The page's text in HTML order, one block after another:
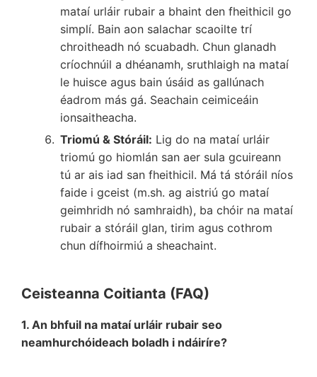
mataí urláir rubair a bhaint den fheithicil go
simplí. Bain aon salachar scaoilte trí
chroitheadh nó scuabadh. Chun glanadh
críochnúil a dhéanamh, sruthlaigh na mataí
le huisce agus bain úsáid as gallúnach
éadrom más gá. Seachain ceimiceáin
ionsaitheacha.
Triomú & Stóráil: Lig do na mataí urláir
triomú go hiomlán san aer sula gcuireann
tú ar ais iad san fheithicil. Má tá stóráil níos
faide i gceist (m.sh. ag aistriú go mataí
geimhridh nó samhraidh), ba chóir na mataí
rubair a stóráil glan, tirim agus cothrom
chun dífhoirmiú a sheachaint.
Ceisteanna Coitianta (FAQ)
1. An bhfuil na mataí urláir rubair seo
neamhurchóideach boladh i ndáiríre?